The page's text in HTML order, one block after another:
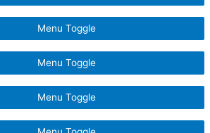
Menu Toggle
Menu Toggle
Menu Toggle